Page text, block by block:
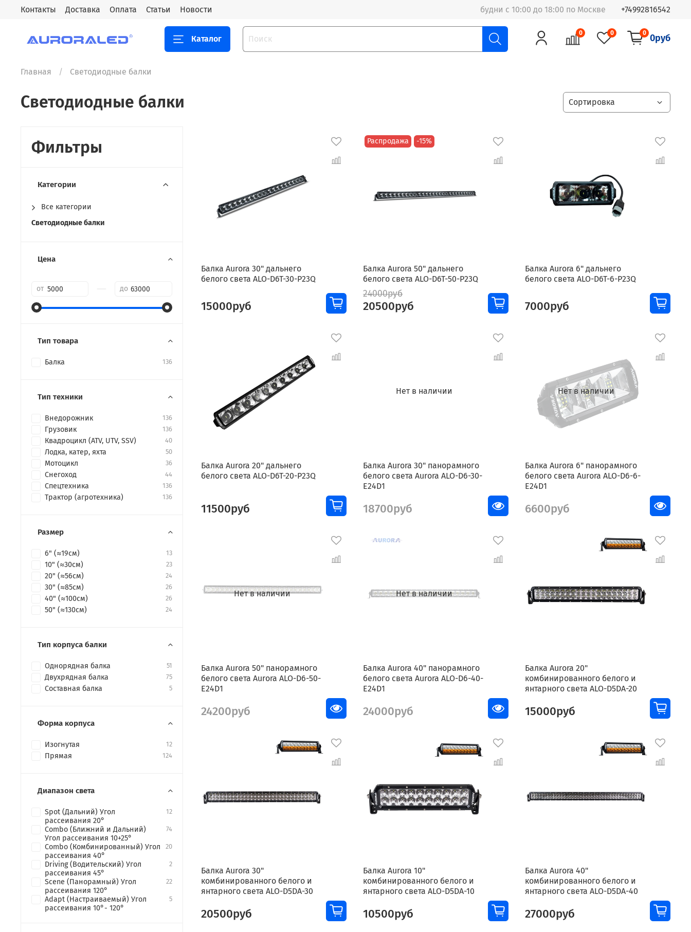
Контакты Доставка Оплата Статьи Новости будни с 10:00 до 18:00 по Москве +74992816542
Каталог
0 0 0 0руб
Главная Светодиодные балки
Светодиодные балки
Балка Aurora 30" дальнего
белого света ALO-D6T-30-P23Q
15000руб
Распродажа -15%
Балка Aurora 50" дальнего
белого света ALO-D6T-50-P23Q
24000руб
20500руб
Балка Aurora 6" дальнего
белого света ALO-D6T-6-P23Q
7000руб
Балка Aurora 20" дальнего
белого света ALO-D6T-20-P23Q
11500руб
Нет в наличии
Балка Aurora 30" панорамного
белого света Aurora ALO-D6-30-
E24D1
18700руб
Нет в наличии
Балка Aurora 6" панорамного
белого света Aurora ALO-D6-6-
E24D1
6600руб
Нет в наличии
Балка Aurora 50" панорамного
белого света Aurora ALO-D6-50-
E24D1
24200руб
Нет в наличии
Балка Aurora 40" панорамного
белого света Aurora ALO-D6-40-
E24D1
24000руб
Балка Aurora 20"
комбинированного белого и
янтарного света ALO-D5DA-20
15000руб
Балка Aurora 30"
комбинированного белого и
янтарного света ALO-D5DA-30
20500руб
Балка Aurora 10"
комбинированного белого и
янтарного света ALO-D5DA-10
10500руб
Балка Aurora 40"
комбинированного белого и
янтарного света ALO-D5DA-40
27000руб
Фильтры
Категории
Все категории
Светодиодные балки
Цена
от до
Тип товара
Балка 136
Тип техники
Внедорожник 136
Грузовик 136
Квадроцикл (ATV, UTV, SSV) 40
Лодка, катер, яхта 50
Мотоцикл 36
Снегоход 44
Спецтехника 136
Трактор (агротехника) 136
Размер
6" (≈19см) 13
10" (≈30см) 23
20" (≈56см) 24
30" (≈85см) 26
40" (≈100см) 26
50" (≈130см) 24
Тип корпуса балки
Однорядная балка 51
Двухрядная балка 75
Составная балка 5
Форма корпуса
Изогнутая 12
Прямая 124
Диапазон света
Spot (Дальний) Угол
рассеивания 20°
12
Combo (Ближний и Дальний)
Угол рассеивания 10+25°
74
Combo (Комбинированный) Угол
рассеивания 40°
20
Driving (Водительский) Угол
рассеивания 45°
2
Scene (Панорамный) Угол
рассеивания 120°
22
Adapt (Настраиваемый) Угол
рассеивания 10°- 120°
5